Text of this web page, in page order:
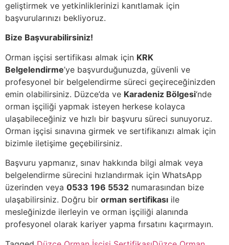
geliştirmek ve yetkinliklerinizi kanıtlamak için
başvurularınızı bekliyoruz.
Bize Başvurabilirsiniz!
Orman işçisi sertifikası almak için KRK
Belgelendirme’ye başvurduğunuzda, güvenli ve
profesyonel bir belgelendirme süreci geçireceğinizden
emin olabilirsiniz. Düzce’da ve Karadeniz Bölgesi‘nde
orman işçiliği yapmak isteyen herkese kolayca
ulaşabileceğiniz ve hızlı bir başvuru süreci sunuyoruz.
Orman işçisi sınavına girmek ve sertifikanızı almak için
bizimle iletişime geçebilirsiniz.
Başvuru yapmanız, sınav hakkında bilgi almak veya
belgelendirme sürecini hızlandırmak için WhatsApp
üzerinden veya 0533 196 5532 numarasından bize
ulaşabilirsiniz. Doğru bir orman sertifikası ile
mesleğinizde ilerleyin ve orman işçiliği alanında
profesyonel olarak kariyer yapma fırsatını kaçırmayın.